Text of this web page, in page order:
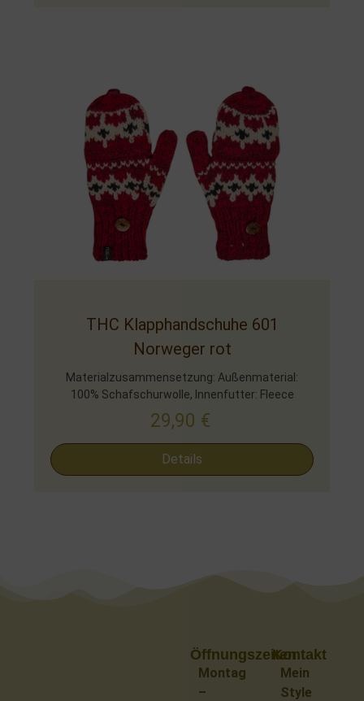
THC Klapphandschuhe 601
Norweger rot
Materialzusammensetzung: Außenmaterial:
100% Schafschurwolle, Innenfutter: Fleece
29,90 €
Details
Kontakt
Mein
Style
Öffnungszeiten
Montag
–